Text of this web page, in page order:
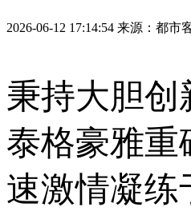
2026-06-12 17:14:54 来源：都市
秉持大胆创
泰格豪雅重
速激情凝练